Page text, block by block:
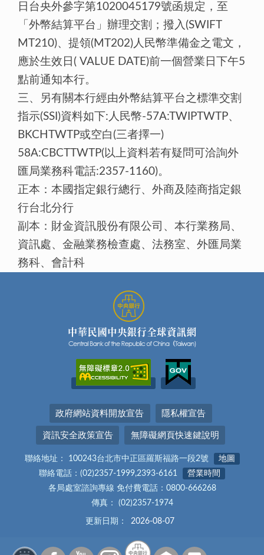
日台央外參字第1020045179號函規定，至
「外幣結算平台」辦理交割；撥入(SWIFT
MT210)、提領(MT202)人民幣準備金之電文，
應於生效日( VALUE DATE)前一個營業日下午5
點前通知本行。
三、另有關本行經由外幣結算平台之標準交割
指示(SSI)資料如下:人民幣-57A:TWIPTWTP、
BKCHTWTP或空白(三者擇一)
58A:CBCTTWTP(以上資料若有疑問可洽詢外
匯局業務科電話:2357-1160)。
正本：本國指定銀行總行、外商及陸商指定銀
行台北分行
副本：財金資訊股份有限公司、本行業務局、
資訊處、金融業務檢查處、法務室、外匯局業
務科、會計科
政府網站資料開放宣告 隱私權宣告
資訊安全政策宣告 無障礙網頁快速鍵說明
聯絡地址： 100243台北市中正區羅斯福路一段2號
地圖
聯絡電話：(02)2357-1999,2393-6161
營業時間
各局處室諮詢專線 免付費電話：0800-666268
傳真： (02)2357-1974
更新日期： 2026-08-07